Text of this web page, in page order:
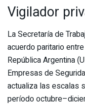
Vigilador
La Secretaría de
acuerdo paritario
República Argentina
Empresas de
actualiza las escalas
período